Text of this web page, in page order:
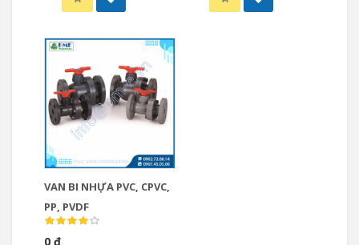
VAN BI NHỰA PVC, CPVC,
PP, PVDF
0 đ